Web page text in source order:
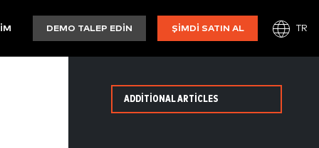
DEMO TALEP EDIN ŞIMDI SATIN AL TR
ADDITIONAL ARTICLES